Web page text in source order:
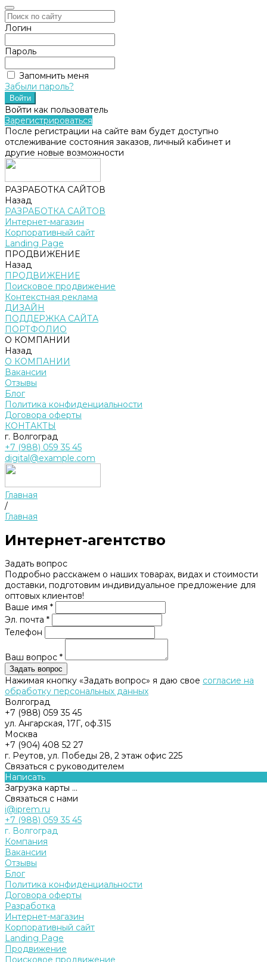
Логин
Пароль
Запомнить меня
Забыли пароль?
Войти как пользователь
Зарегистрироваться
После регистрации на сайте вам будет доступно
отслеживание состояния заказов, личный кабинет и
другие новые возможности
РАЗРАБОТКА САЙТОВ
Назад
РАЗРАБОТКА САЙТОВ
Интернет-магазин
Корпоративный сайт
Landing Page
ПРОДВИЖЕНИЕ
Назад
ПРОДВИЖЕНИЕ
Поисковое продвижение
Контекстная реклама
ДИЗАЙН
ПОДДЕРЖКА САЙТА
ПОРТФОЛИО
О КОМПАНИИ
Назад
О КОМПАНИИ
Вакансии
Отзывы
Блог
Политика конфиденциальности
Договора оферты
КОНТАКТЫ
г. Волгоград
+7 (988) 059 35 45
digital@example.com
Главная
/
Главная
Интернет-агентство
Задать вопрос
Подробно расскажем о наших товарах, видах и стоимости
доставки, подготовим индивидуальное предложение для
оптовых клиентов!
Ваше имя *
Эл. почта *
Телефон
Ваш вопрос *
Нажимая кнопку «Задать вопрос» я даю свое согласие на
обработку персональных данных
Волгоград
+7 (988) 059 35 45
ул. Ангарская, 17Г, оф.315
Москва
+7 (904) 408 52 27
г. Реутов, ул. Победы 28, 2 этаж офис 225
Связаться с руководителем
Написать
Загрузка карты ...
Связаться с нами
i@iprem.ru
+7 (988) 059 35 45
г. Волгоград
Компания
Вакансии
Отзывы
Блог
Политика конфиденциальности
Договора оферты
Разработка
Интернет-магазин
Корпоративный сайт
Landing Page
Продвижение
Поисковое продвижение